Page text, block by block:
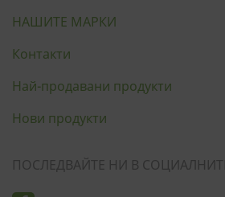
НАШИТЕ МАРКИ
Контакти
Най-продавани продукти
Нови продукти
ПОСЛЕДВАЙТЕ НИ В